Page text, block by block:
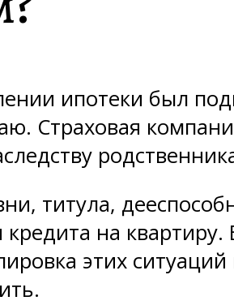
ипотеки был
Страховая
титула,
на квартиру.
этих